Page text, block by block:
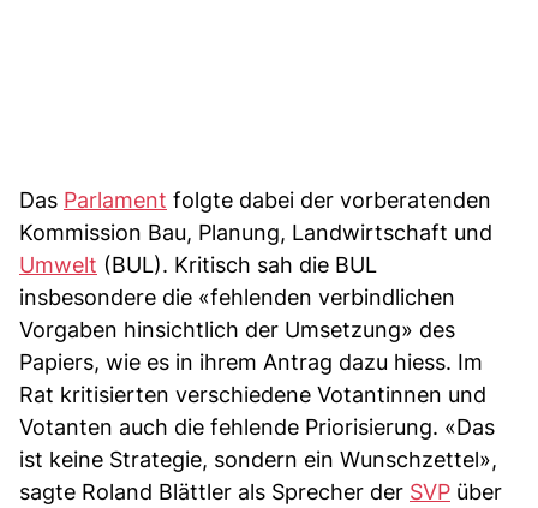
Das Parlament folgte dabei der vorberatenden
Kommission Bau, Planung, Landwirtschaft und
Umwelt (BUL). Kritisch sah die BUL
insbesondere die «fehlenden verbindlichen
Vorgaben hinsichtlich der Umsetzung» des
Papiers, wie es in ihrem Antrag dazu hiess. Im
Rat kritisierten verschiedene Votantinnen und
Votanten auch die fehlende Priorisierung. «Das
ist keine Strategie, sondern ein Wunschzettel»,
sagte Roland Blättler als Sprecher der SVP über